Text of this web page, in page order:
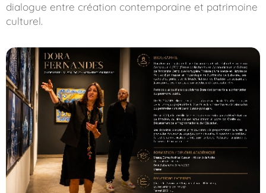
dialogue entre création contemporaine et patrimoine
culturel.